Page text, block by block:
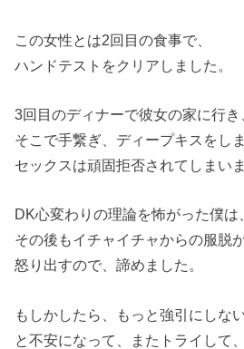
この女性とは2回目の食事で、
ハンドテストをクリアしました。
3回目のディナーで彼女の家に行き
そこで手繋ぎ、ディープキスをし
セックスは頑固拒否されてしまいま
DK心変わりの理論を怖がった僕は
その後もイチャイチャからの服脱
怒り出すので、諦めました。
もしかしたら、もっと強引にしな
と不安になって、またトライして、